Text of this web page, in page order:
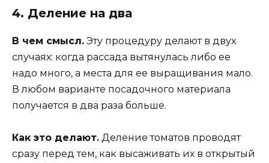
4. Деление на два
В чем смысл. Эту процедуру делают в двух
случаях: когда рассада вытянулась либо ее
надо много, а места для ее выращивания мало.
В любом варианте посадочного материала
получается в два раза больше.
Как это делают. Деление томатов проводят
сразу перед тем, как высаживать их в открытый